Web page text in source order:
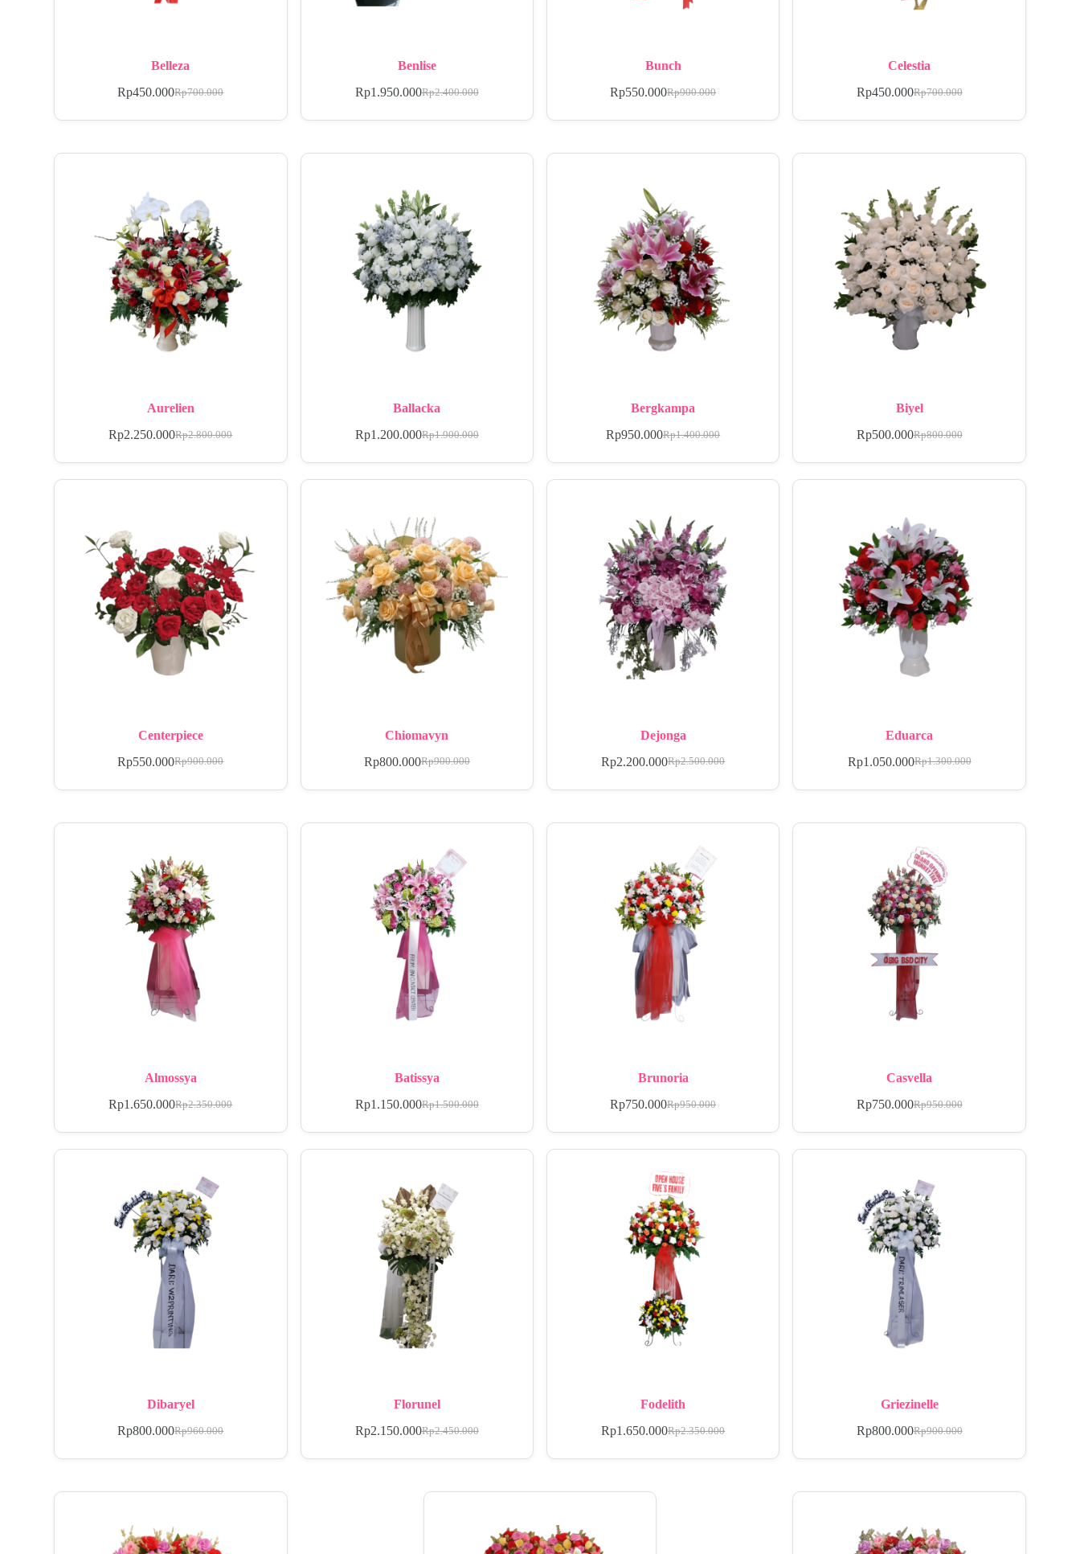
Belleza
Rp700.000
Rp450.000
Benlise
Rp2.400.000
Rp1.950.000
Bunch
Rp900.000
Rp550.000
Celestia
Rp700.000
Rp450.000
Aurelien
Rp2.800.000
Rp2.250.000
Ballacka
Rp1.900.000
Rp1.200.000
Bergkampa
Rp1.400.000
Rp950.000
Biyel
Rp800.000
Rp500.000
Centerpiece
Rp900.000
Rp550.000
Chiomavyn
Rp900.000
Rp800.000
Dejonga
Rp2.500.000
Rp2.200.000
Eduarca
Rp1.300.000
Rp1.050.000
Almossya
Rp2.350.000
Rp1.650.000
Batissya
Rp1.500.000
Rp1.150.000
Brunoria
Rp950.000
Rp750.000
Casvella
Rp950.000
Rp750.000
Dibaryel
Rp960.000
Rp800.000
Florunel
Rp2.450.000
Rp2.150.000
Fodelith
Rp2.350.000
Rp1.650.000
Griezinelle
Rp900.000
Rp800.000